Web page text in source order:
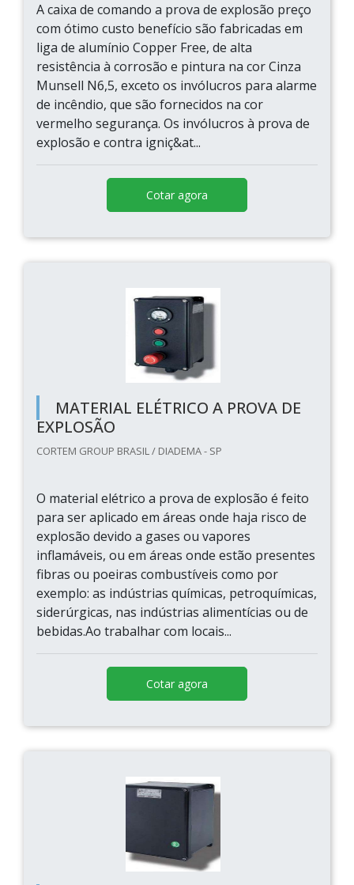
A caixa de comando a prova de explosão preço
com ótimo custo benefício são fabricadas em
liga de alumínio Copper Free, de alta
resistência à corrosão e pintura na cor Cinza
Munsell N6,5, exceto os invólucros para alarme
de incêndio, que são fornecidos na cor
vermelho segurança. Os invólucros à prova de
explosão e contra igniç&at...
Cotar agora
MATERIAL ELÉTRICO A PROVA DE
EXPLOSÃO
CORTEM GROUP BRASIL / DIADEMA - SP
O material elétrico a prova de explosão é feito
para ser aplicado em áreas onde haja risco de
explosão devido a gases ou vapores
inflamáveis, ou em áreas onde estão presentes
fibras ou poeiras combustíveis como por
exemplo: as indústrias químicas, petroquímicas,
siderúrgicas, nas indústrias alimentícias ou de
bebidas.Ao trabalhar com locais...
Cotar agora